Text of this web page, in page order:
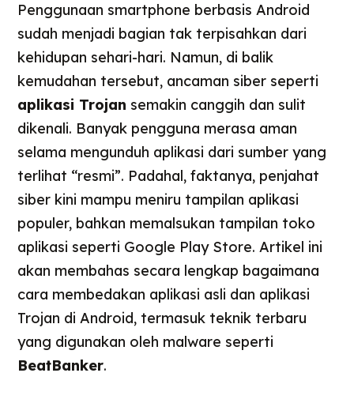
Penggunaan smartphone berbasis Android
sudah menjadi bagian tak terpisahkan dari
kehidupan sehari-hari. Namun, di balik
kemudahan tersebut, ancaman siber seperti
aplikasi Trojan semakin canggih dan sulit
dikenali. Banyak pengguna merasa aman
selama mengunduh aplikasi dari sumber yang
terlihat “resmi”. Padahal, faktanya, penjahat
siber kini mampu meniru tampilan aplikasi
populer, bahkan memalsukan tampilan toko
aplikasi seperti Google Play Store. Artikel ini
akan membahas secara lengkap bagaimana
cara membedakan aplikasi asli dan aplikasi
Trojan di Android, termasuk teknik terbaru
yang digunakan oleh malware seperti
BeatBanker.